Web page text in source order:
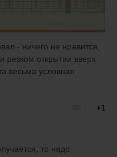
- ничего не нравится,
открытии вверх
весьма условная
+1
то надо